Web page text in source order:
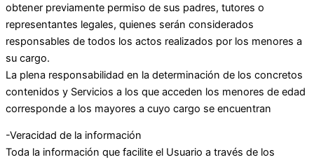
obtener previamente permiso de sus padres, tutores o
representantes legales, quienes serán considerados
responsables de todos los actos realizados por los menores a
su cargo.
La plena responsabilidad en la determinación de los concretos
contenidos y Servicios a los que acceden los menores de edad
corresponde a los mayores a cuyo cargo se encuentran
-Veracidad de la información
Toda la información que facilite el Usuario a través de los